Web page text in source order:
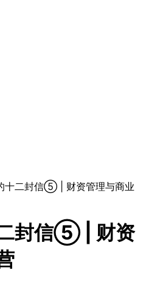
十二封信⑤ | 财资管理与商业
封信⑤ | 财资